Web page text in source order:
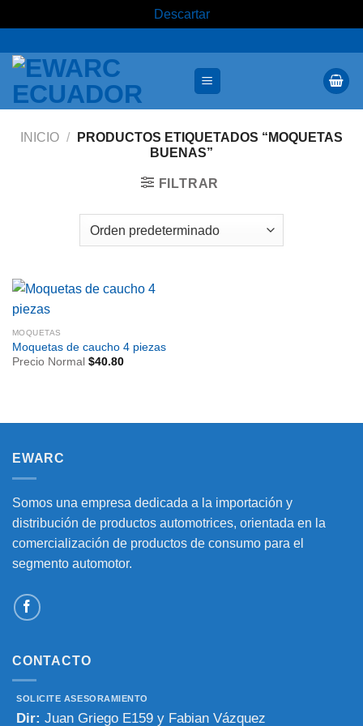
Descartar
INICIO /
PRODUCTOS ETIQUETADOS “MOQUETAS
BUENAS”
FILTRAR
MOQUETAS
Moquetas de caucho 4 piezas
Precio Normal $40.80
EWARC
Somos una empresa dedicada a la importación y
distribución de productos automotrices, orientada en la
comercialización de productos de consumo para el
segmento automotor.
CONTACTO
SOLICITE ASESORAMIENTO
Dir: Juan Griego E159 y Fabian Vázquez